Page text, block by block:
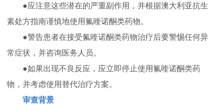
●应注意这些潜在的严重副作用，并根据澳大利亚抗生
素处方指南谨慎地使用氟喹诺酮类药物。
●警告患者在接受氟喹诺酮类药物治疗后要警惕任何异
常症状，并咨询医务人员。
●如果出现不良反应，应立即停止使用氟喹诺酮类药
物，并考虑使用替代治疗方案。
审查背景